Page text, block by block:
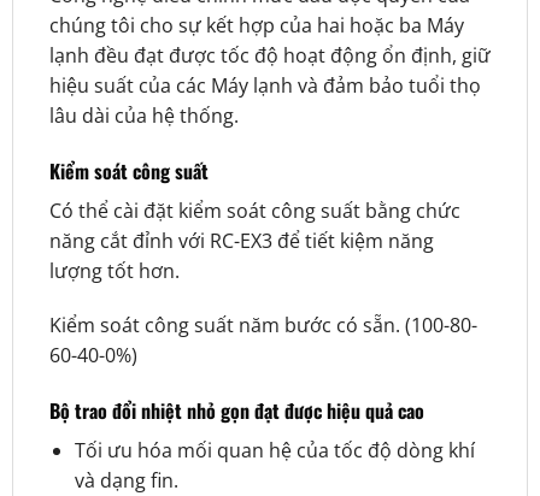
chúng tôi cho sự kết hợp của hai hoặc ba Máy
lạnh đều đạt được tốc độ hoạt động ổn định, giữ
hiệu suất của các Máy lạnh và đảm bảo tuổi thọ
lâu dài của hệ thống.
Kiểm soát công suất
Có thể cài đặt kiểm soát công suất bằng chức
năng cắt đỉnh với RC-EX3 để tiết kiệm năng
lượng tốt hơn.
Kiểm soát công suất năm bước có sẵn. (100-80-
60-40-0%)
Bộ trao đổi nhiệt nhỏ gọn đạt được hiệu quả cao
Tối ưu hóa mối quan hệ của tốc độ dòng khí
và dạng fin.